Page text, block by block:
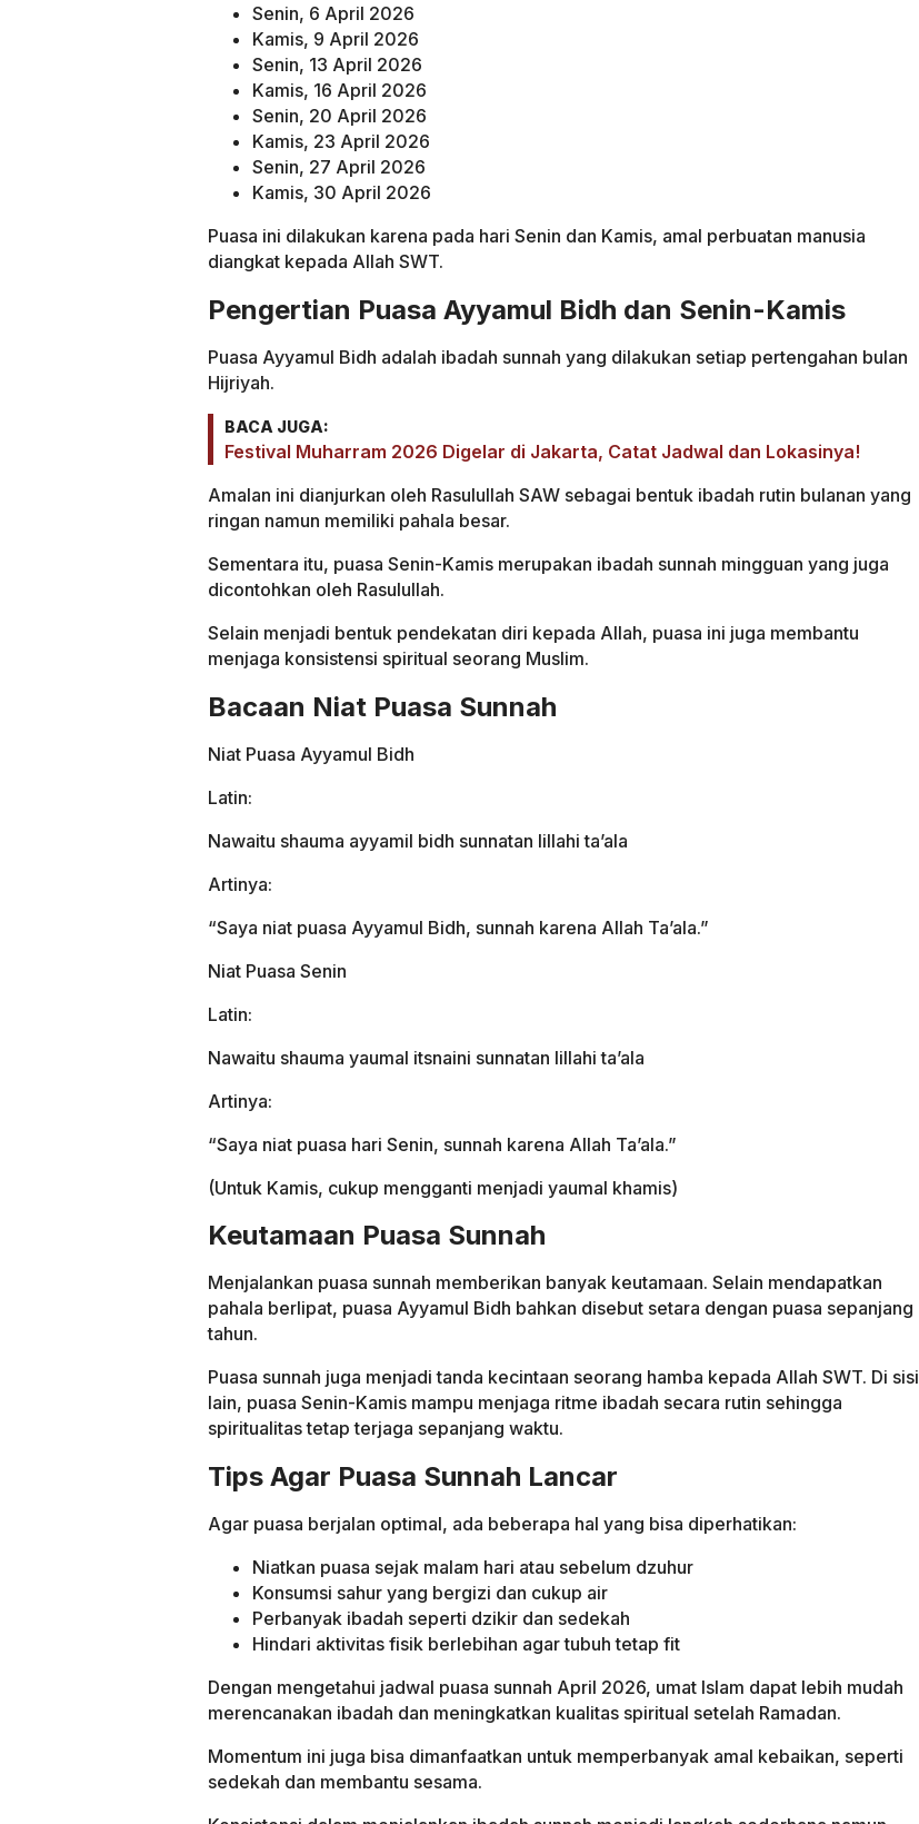
Senin, 6 April 2026
Kamis, 9 April 2026
Senin, 13 April 2026
Kamis, 16 April 2026
Senin, 20 April 2026
Kamis, 23 April 2026
Senin, 27 April 2026
Kamis, 30 April 2026
Puasa ini dilakukan karena pada hari Senin dan Kamis, amal perbuatan manusia
diangkat kepada Allah SWT.
Pengertian Puasa Ayyamul Bidh dan Senin-Kamis
Puasa Ayyamul Bidh adalah ibadah sunnah yang dilakukan setiap pertengahan bulan
Hijriyah.
BACA JUGA:
Festival Muharram 2026 Digelar di Jakarta, Catat Jadwal dan Lokasinya!
Amalan ini dianjurkan oleh Rasulullah SAW sebagai bentuk ibadah rutin bulanan yang
ringan namun memiliki pahala besar.
Sementara itu, puasa Senin-Kamis merupakan ibadah sunnah mingguan yang juga
dicontohkan oleh Rasulullah.
Selain menjadi bentuk pendekatan diri kepada Allah, puasa ini juga membantu
menjaga konsistensi spiritual seorang Muslim.
Bacaan Niat Puasa Sunnah
Niat Puasa Ayyamul Bidh
Latin:
Nawaitu shauma ayyamil bidh sunnatan lillahi ta’ala
Artinya:
“Saya niat puasa Ayyamul Bidh, sunnah karena Allah Ta’ala.”
Niat Puasa Senin
Latin:
Nawaitu shauma yaumal itsnaini sunnatan lillahi ta’ala
Artinya:
“Saya niat puasa hari Senin, sunnah karena Allah Ta’ala.”
(Untuk Kamis, cukup mengganti menjadi yaumal khamis)
Keutamaan Puasa Sunnah
Menjalankan puasa sunnah memberikan banyak keutamaan. Selain mendapatkan
pahala berlipat, puasa Ayyamul Bidh bahkan disebut setara dengan puasa sepanjang
tahun.
Puasa sunnah juga menjadi tanda kecintaan seorang hamba kepada Allah SWT. Di sisi
lain, puasa Senin-Kamis mampu menjaga ritme ibadah secara rutin sehingga
spiritualitas tetap terjaga sepanjang waktu.
Tips Agar Puasa Sunnah Lancar
Agar puasa berjalan optimal, ada beberapa hal yang bisa diperhatikan:
Niatkan puasa sejak malam hari atau sebelum dzuhur
Konsumsi sahur yang bergizi dan cukup air
Perbanyak ibadah seperti dzikir dan sedekah
Hindari aktivitas fisik berlebihan agar tubuh tetap fit
Dengan mengetahui jadwal puasa sunnah April 2026, umat Islam dapat lebih mudah
merencanakan ibadah dan meningkatkan kualitas spiritual setelah Ramadan.
Momentum ini juga bisa dimanfaatkan untuk memperbanyak amal kebaikan, seperti
sedekah dan membantu sesama.